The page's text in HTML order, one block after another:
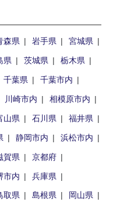
森県 岩手県
宮城県
県 茨城県
栃木県
千葉県
千葉市内
川崎市内
相模原市内
山県 石川県
福井県
静岡市内
浜松市内
賀県
京都府
市内
兵庫県
取県 島根県
岡山県